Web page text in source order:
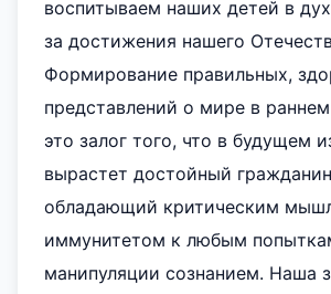
воспитываем наших детей в
за достижения нашего
Формирование правильных,
представлений о мире в
это залог того, что в будущем
вырастет достойный
обладающий критическим
иммунитетом к любым
манипуляции сознанием. Наша